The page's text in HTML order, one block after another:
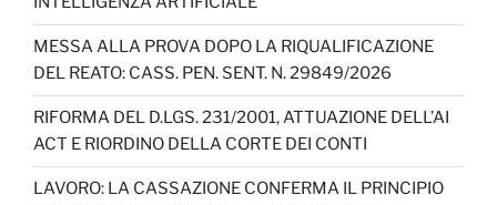
o
k
e
C
h
a
n
MESSA ALLA PROVA DOPO LA RIQUALIFICAZIONE
DEL REATO: CASS. PEN. SENT. N. 29849/2026
RIFORMA DEL D.LGS. 231/2001, ATTUAZIONE DELL’AI
ACT E RIORDINO DELLA CORTE DEI CONTI
LAVORO: LA CASSAZIONE CONFERMA IL PRINCIPIO